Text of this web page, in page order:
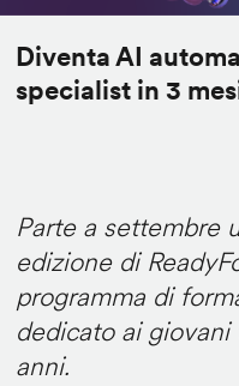
Diventa AI
specialist in 3
Parte a settembre
edizione di
programma di
dedicato ai giovani
anni.